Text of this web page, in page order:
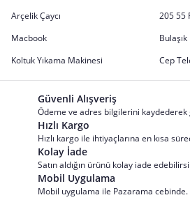
Arçelik Çaycı
205 55
Macbook
Koltuk Yıkama Makinesi
Cep
Güvenli Alışveriş
Ödeme ve adres bilgilerini kaydederek
Hızlı Kargo
Hızlı kargo ile ihtiyaçlarına en kısa
Kolay İade
Satın aldığın ürünü kolay iade
Mobil Uygulama
Mobil uygulama ile Pazarama cebinde.